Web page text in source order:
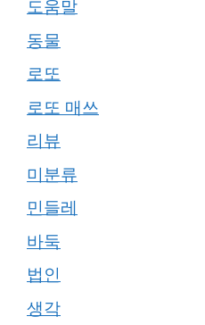
도움말
동물
로또
로또 매쓰
리뷰
미분류
민들레
바둑
법인
생각